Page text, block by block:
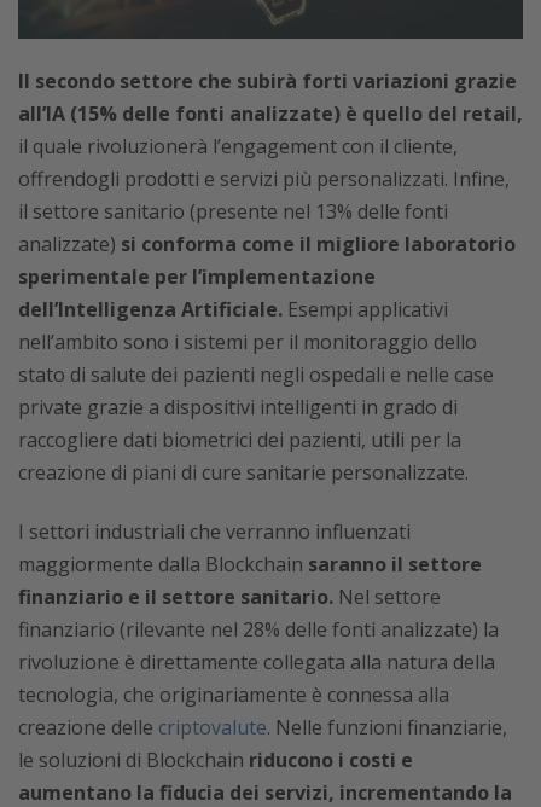
Il secondo settore che subirà forti variazioni grazie
all’IA (15% delle fonti analizzate) è quello del retail,
il quale rivoluzionerà l’engagement con il cliente,
offrendogli prodotti e servizi più personalizzati. Infine,
il settore sanitario (presente nel 13% delle fonti
analizzate) si conforma come il migliore laboratorio
sperimentale per l’implementazione
dell’Intelligenza Artificiale. Esempi applicativi
nell’ambito sono i sistemi per il monitoraggio dello
stato di salute dei pazienti negli ospedali e nelle case
private grazie a dispositivi intelligenti in grado di
raccogliere dati biometrici dei pazienti, utili per la
creazione di piani di cure sanitarie personalizzate.
I settori industriali che verranno influenzati
maggiormente dalla Blockchain saranno il settore
finanziario e il settore sanitario. Nel settore
finanziario (rilevante nel 28% delle fonti analizzate) la
rivoluzione è direttamente collegata alla natura della
tecnologia, che originariamente è connessa alla
creazione delle criptovalute. Nelle funzioni finanziarie,
le soluzioni di Blockchain riducono i costi e
aumentano la fiducia dei servizi, incrementando la